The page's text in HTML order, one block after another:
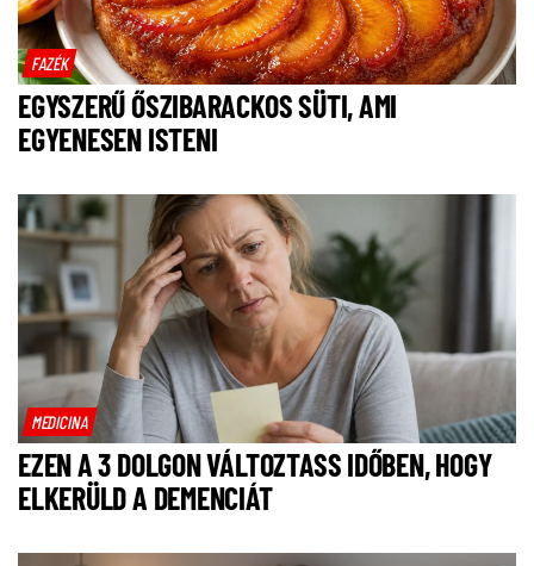
FAZÉK
EGYSZERŰ ŐSZIBARACKOS SÜTI, AMI
EGYENESEN ISTENI
MEDICINA
EZEN A 3 DOLGON VÁLTOZTASS IDŐBEN, HOGY
ELKERÜLD A DEMENCIÁT